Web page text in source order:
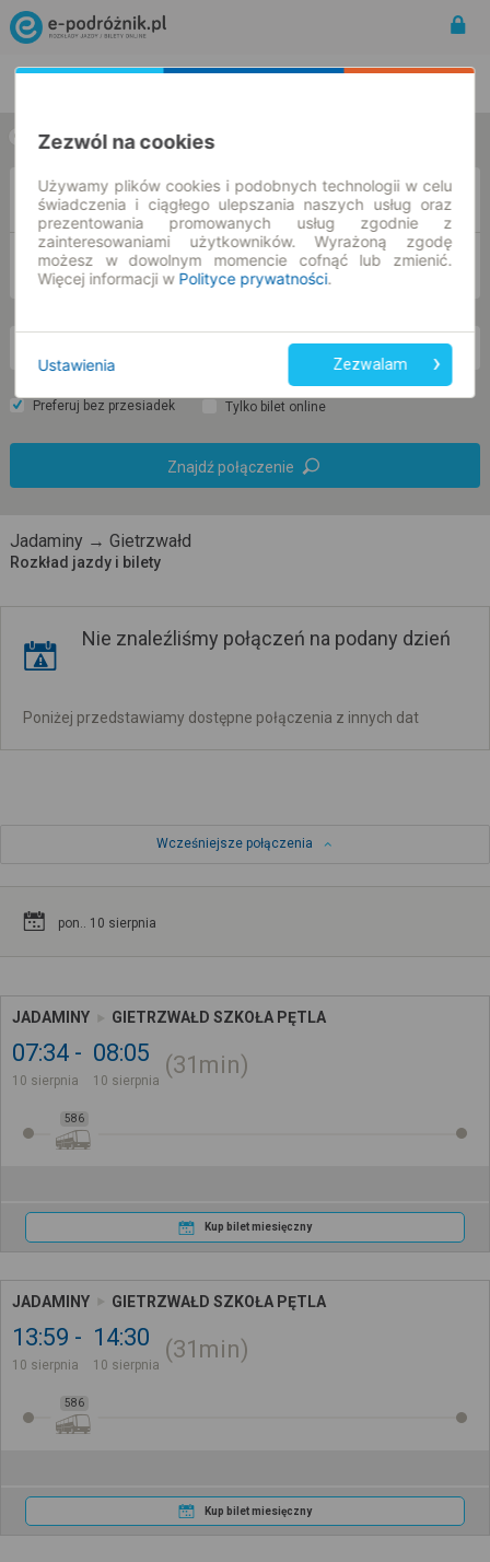
w jedną stronę w obie strony
Z
DO
Preferuj bez przesiadek Tylko bilet online
Znajdź połączenie
Jadaminy → Gietrzwałd
Rozkład jazdy i bilety
Nie znaleźliśmy połączeń na podany dzień
Poniżej przedstawiamy dostępne połączenia z innych dat
Wcześniejsze połączenia
pon.. 10 sierpnia
JADAMINY GIETRZWAŁD SZKOŁA PĘTLA
07:34
10 sierpnia
08:05
10 sierpnia
31min
586
Kup bilet miesięczny
JADAMINY GIETRZWAŁD SZKOŁA PĘTLA
13:59
10 sierpnia
14:30
10 sierpnia
31min
586
Kup bilet miesięczny
Zezwól na cookies
Używamy plików cookies i podobnych technologii w celu
świadczenia i ciągłego ulepszania naszych usług oraz
prezentowania promowanych usług zgodnie z
zainteresowaniami użytkowników. Wyrażoną zgodę
możesz w dowolnym momencie cofnąć lub zmienić.
Więcej informacji w Polityce prywatności.
Ustawienia Zezwalam